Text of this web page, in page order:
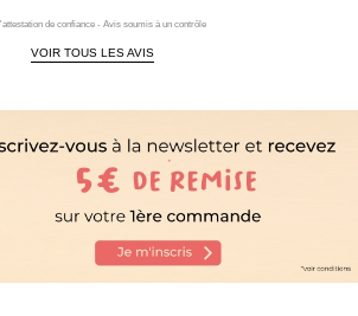
de confiance - Avis soumis à un contrôle
VOIR TOUS LES AVIS